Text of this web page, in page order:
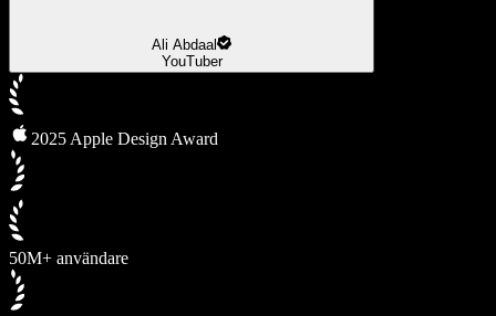
Ali Abdaal
YouTuber
2025 Apple Design Award
50M+ användare